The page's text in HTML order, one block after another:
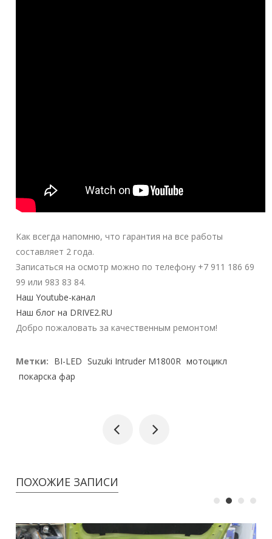
Как всегда напомню, что гарантия на все работы
составляет 2 года.
Записаться на осмотр можно по телефону +7 911 186 69
99 или 983 83 84.
Наш Youtube-канал
Наш блог на DRIVE2.RU
Добро пожаловать за качественным ремонтом!
Метки: BI-LED Suzuki Intruder M1800R мотоцикл
покарска фар
ПОХОЖИЕ ЗАПИСИ